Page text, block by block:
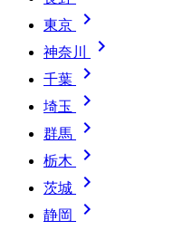
東京 
神奈川 
千葉 
埼玉 
群馬 
栃木 
茨城 
静岡 